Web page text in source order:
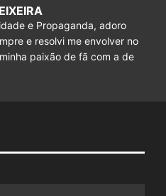
e Propaganda, adoro
e resolvi me envolver no
paixão de fã com a de